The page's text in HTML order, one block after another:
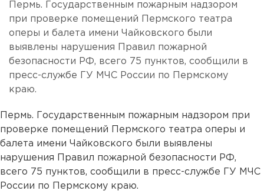
Пермь. Государственным пожарным надзором
при проверке помещений Пермского театра
оперы и балета имени Чайковского были
выявлены нарушения Правил пожарной
безопасности РФ, всего 75 пунктов, сообщили в
пресс-службе ГУ МЧС России по Пермскому
краю.
Пермь. Государственным пожарным надзором при
проверке помещений Пермского театра оперы и
балета имени Чайковского были выявлены
нарушения Правил пожарной безопасности РФ,
всего 75 пунктов, сообщили в пресс-службе ГУ МЧС
России по Пермскому краю.